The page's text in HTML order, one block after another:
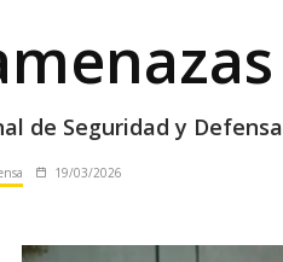
de Seguridad y Defensa
19/03/2026